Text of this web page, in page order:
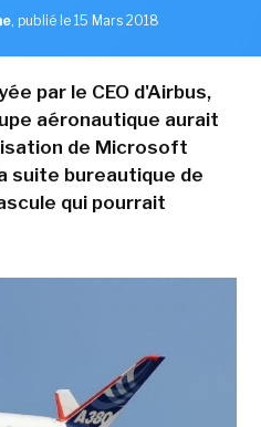
, publié le 15 Mars 2018
par le CEO d'Airbus,
aéronautique aurait
de Microsoft
suite bureautique de
qui pourrait